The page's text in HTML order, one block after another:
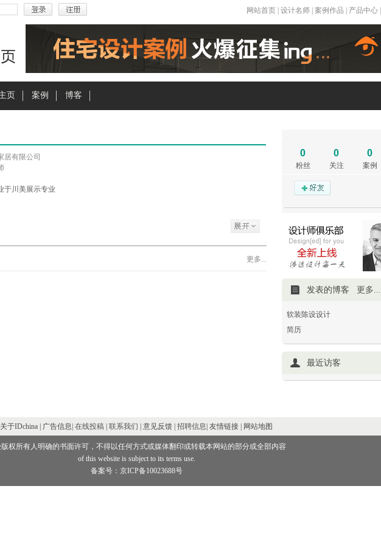
网站首页| 设计名师| 案例作品 产品中心|
页 案例 博客
居有限公司
于川美展示专业
更多...
0
粉丝
0
关注
0
案例
发表的博客 更多...
软装陈设设计
简历
最近访客
关于IDchina | 广告信息| 在线投稿 联系我们 | 意见反馈 | 招聘信息 | 友情链接 | 网站地图
权所有人明确的书面许可，不得以任何方式或媒体翻印或转载本网站的部分或全部内容
of this website is subject to its terms use.
备案号：京ICP备10023688号